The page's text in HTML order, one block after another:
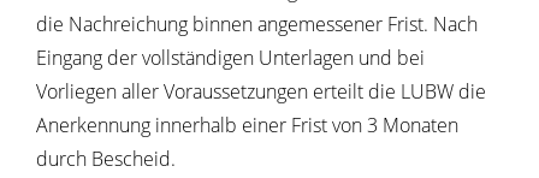
die Nachreichung binnen angemessener Frist. Nach
Eingang der vollständigen Unterlagen und bei
Vorliegen aller Voraussetzungen erteilt die LUBW die
Anerkennung innerhalb einer Frist von 3 Monaten
durch Bescheid.